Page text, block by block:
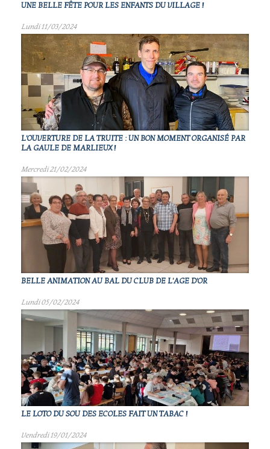
UNE BELLE FÊTE POUR LES ENFANTS DU VILLAGE !
Lundi 11/03/2024
L'OUVERTURE DE LA TRUITE : UN BON MOMENT ORGANISÉ PAR
LA GAULE DE MARLIEUX !
Mercredi 21/02/2024
BELLE ANIMATION AU BAL DU CLUB DE L'AGE D'OR
Lundi 05/02/2024
LE LOTO DU SOU DES ECOLES FAIT UN TABAC !
Vendredi 19/01/2024